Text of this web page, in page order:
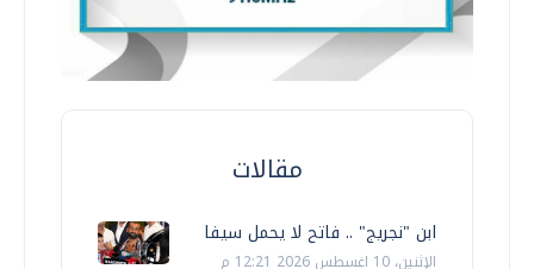
مقالات
ابن "نجريج" .. فاتح لا يحمل سيفا
الإثنين، 10 اغسطس 2026 12:21 م